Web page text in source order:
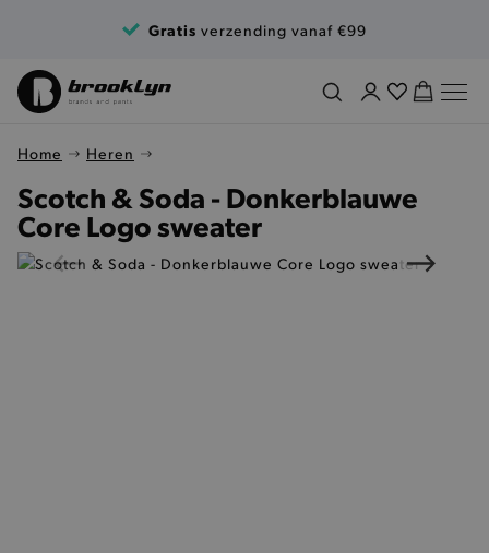
Gratis verzending vanaf €99
Home Heren
Scotch & Soda - Donkerblauwe
Core Logo sweater